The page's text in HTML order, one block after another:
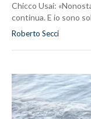
Chicco Usai:
continua. E io sono
Roberto Secci